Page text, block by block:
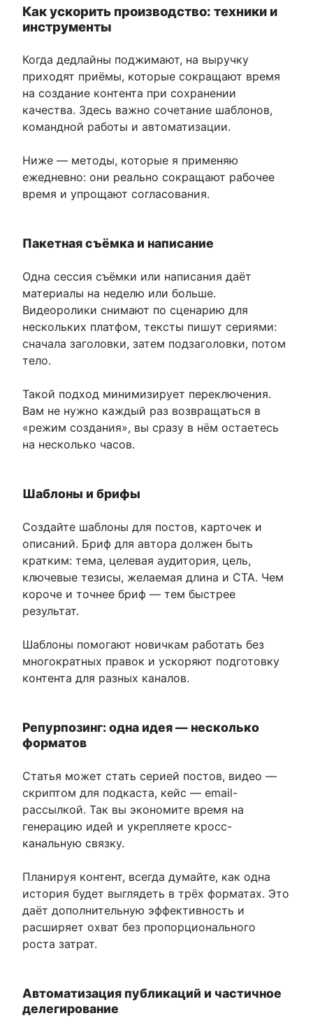
Как ускорить производство: техники и
инструменты
Когда дедлайны поджимают, на выручку
приходят приёмы, которые сокращают время
на создание контента при сохранении
качества. Здесь важно сочетание шаблонов,
командной работы и автоматизации.
Ниже — методы, которые я применяю
ежедневно: они реально сокращают рабочее
время и упрощают согласования.
Пакетная съёмка и написание
Одна сессия съёмки или написания даёт
материалы на неделю или больше.
Видеоролики снимают по сценарию для
нескольких платфом, тексты пишут сериями:
сначала заголовки, затем подзаголовки, потом
тело.
Такой подход минимизирует переключения.
Вам не нужно каждый раз возвращаться в
«режим создания», вы сразу в нём остаетесь
на несколько часов.
Шаблоны и брифы
Создайте шаблоны для постов, карточек и
описаний. Бриф для автора должен быть
кратким: тема, целевая аудитория, цель,
ключевые тезисы, желаемая длина и CTA. Чем
короче и точнее бриф — тем быстрее
результат.
Шаблоны помогают новичкам работать без
многократных правок и ускоряют подготовку
контента для разных каналов.
Репурпозинг: одна идея — несколько
форматов
Статья может стать серией постов, видео —
скриптом для подкаста, кейс — email-
рассылкой. Так вы экономите время на
генерацию идей и укрепляете кросс-
канальную связку.
Планируя контент, всегда думайте, как одна
история будет выглядеть в трёх форматах. Это
даёт дополнительную эффективность и
расширяет охват без пропорционального
роста затрат.
Автоматизация публикаций и частичное
делегирование